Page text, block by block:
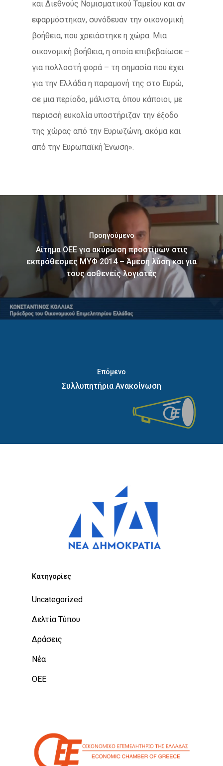
και Διεθνούς Νομισματικού Ταμείου και αν
εφαρμόστηκαν, συνόδευαν την οικονομική
βοήθεια, που χρειάστηκε η χώρα. Μια
οικονομική βοήθεια, η οποία επιβεβαίωσε –
για πολλοστή φορά – τη σημασία που έχει
για την Ελλάδα η παραμονή της στο Ευρώ,
σε μια περίοδο, μάλιστα, όπου κάποιοι, με
περισσή ευκολία υποστήριζαν την έξοδο
της χώρας από την Ευρωζώνη, ακόμα και
από την Ευρωπαϊκή Ένωση».
Προηγούμενο
Αίτημα ΟΕΕ για ακύρωση προστίμων στις
εκπρόθεσμες ΜΥΦ 2014 – Άμεση λύση και για
τους ασθενείς λογιστές
Επόμενο
Συλλυπητήρια Ανακοίνωση
Kατηγορίες
Uncategorized
Δελτία Τύπου
Δράσεις
Νέα
ΟΕΕ